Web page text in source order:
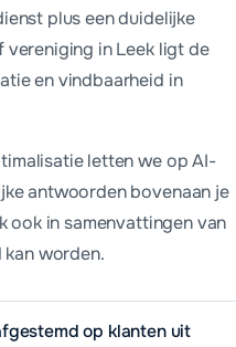
plus een duidelijke
in Leek ligt de
en vindbaarheid in
letten we op AI-
antwoorden bovenaan je
ook in samenvattingen van
kan worden.
op klanten uit